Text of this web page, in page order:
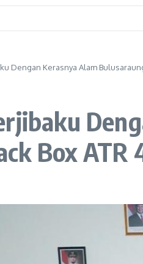
Dengan Kerasnya Alam
Box ATR